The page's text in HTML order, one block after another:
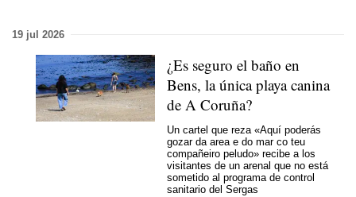
19 jul 2026
¿Es seguro el baño en
Bens, la única playa canina
de A Coruña?
Un cartel que reza «Aquí poderás
gozar da area e do mar co teu
compañeiro peludo» recibe a los
visitantes de un arenal que no está
sometido al programa de control
sanitario del Sergas